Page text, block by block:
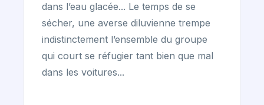
dans l’eau glacée... Le temps de se
sécher, une averse diluvienne trempe
indistinctement l’ensemble du groupe
qui court se réfugier tant bien que mal
dans les voitures...